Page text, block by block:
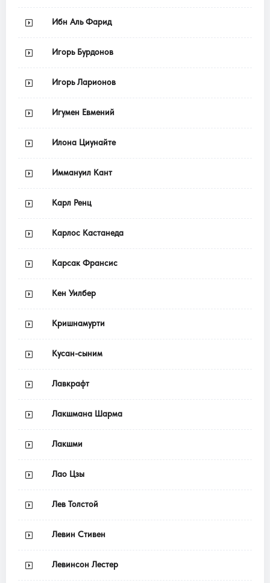
Ибн Аль Фарид
Игорь Бурдонов
Игорь Ларионов
Игумен Евмений
Илона Циунайте
Иммануил Кант
Карл Ренц
Карлос Кастанеда
Карсак Франсис
Кен Уилбер
Кришнамурти
Кусан-сыним
Лавкрафт
Лакшмана Шарма
Лакшми
Лао Цзы
Лев Толстой
Левин Стивен
Левинсон Лестер